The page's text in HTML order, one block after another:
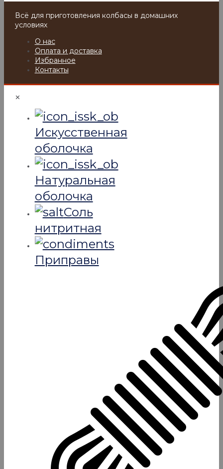
Всё для приготовления колбасы в домашних
условиях
О нас
Оплата и доставка
Избранное
Контакты
✕
Искусcтвенная
оболочка
Натуральная
оболочка
Соль
нитритная
Приправы